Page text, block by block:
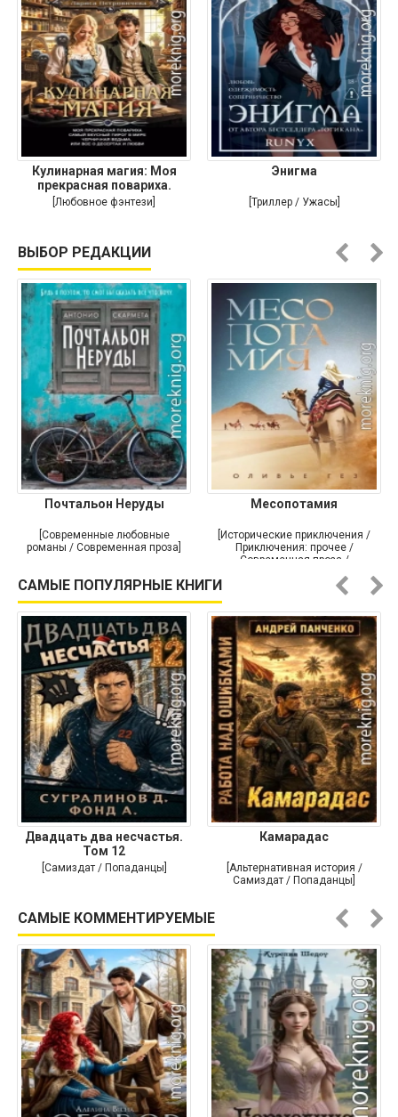
Кулинарная магия: Моя
прекрасная повариха.
Самый
[Любовное фэнтези]
Энигма
[Триллер / Ужасы]
ВЫБОР РЕДАКЦИИ
Почтальон Неруды
[Современные любовные
романы / Современная проза]
Месопотамия
[Исторические приключения /
Приключения: прочее /
Современная проза /
САМЫЕ ПОПУЛЯРНЫЕ КНИГИ
Двадцать два несчастья.
Том 12
[Самиздат / Попаданцы]
Камарадас
[Альтернативная история /
Самиздат / Попаданцы]
САМЫЕ КОММЕНТИРУЕМЫЕ